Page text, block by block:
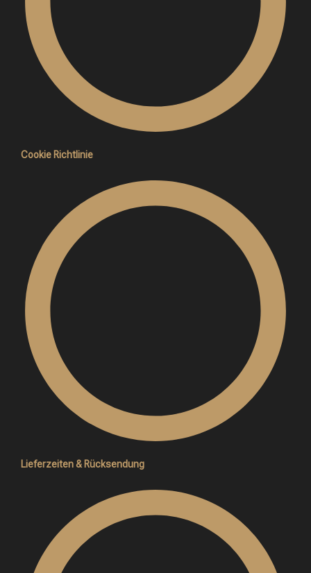
Cookie Richtlinie
Lieferzeiten & Rücksendung